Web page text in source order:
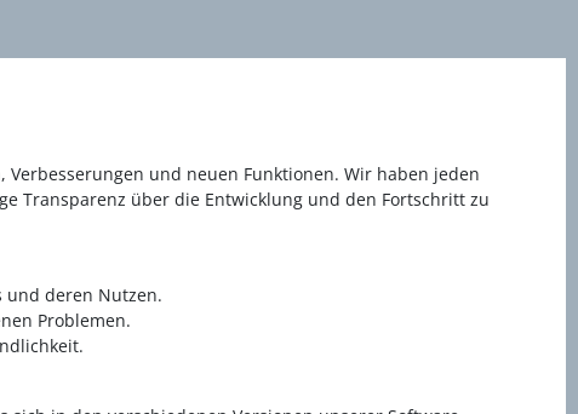
und neuen Funktionen. Wir haben jeden
Transparenz über die Entwicklung und den Fortschritt zu
und deren Nutzen.
Problemen.